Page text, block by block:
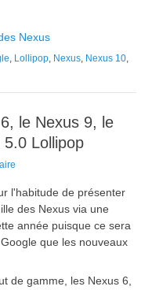
Nexus
, Lollipop, Nexus, Nexus 10,
le Nexus 9, le
Lollipop
l'habitude de présenter
des Nexus via une
année puisque ce sera
que les nouveaux
de gamme, les Nexus 6,